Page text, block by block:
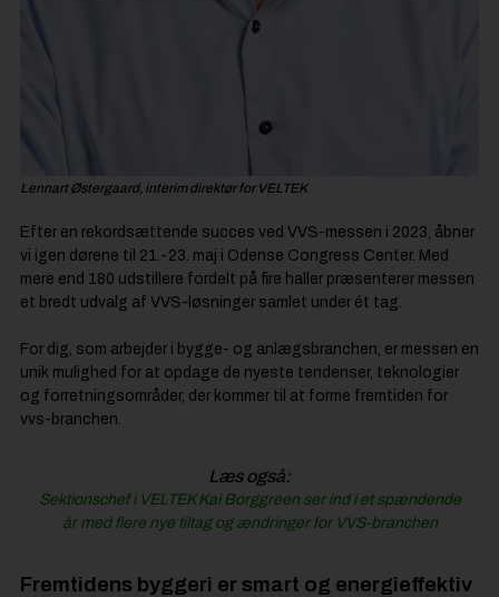
Lennart Østergaard, interim direktør for VELTEK
Efter en rekordsættende succes ved VVS-messen i 2023, åbner
vi igen dørene til 21.-23. maj i Odense Congress Center. Med
mere end 180 udstillere fordelt på fire haller præsenterer messen
et bredt udvalg af VVS-løsninger samlet under ét tag.
For dig, som arbejder i bygge- og anlægsbranchen, er messen en
unik mulighed for at opdage de nyeste tendenser, teknologier
og forretningsområder, der kommer til at forme fremtiden for
vvs-branchen.
Læs også:
Sektionschef i VELTEK Kai Borggreen ser ind i et spændende
år med flere nye tiltag og ændringer for VVS-branchen
Fremtidens byggeri er smart og energieffektiv